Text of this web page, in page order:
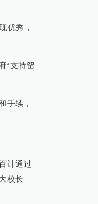
优秀，
“支持留
手续，
计通过
校长